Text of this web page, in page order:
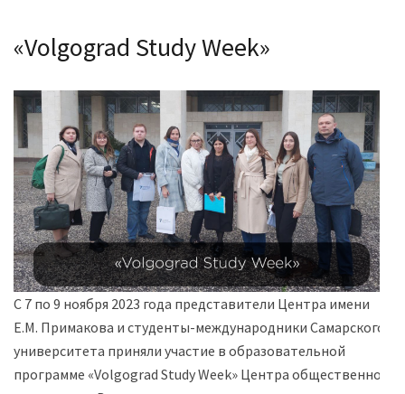
«Volgograd Study Week»
С 7 по 9 ноября 2023 года представители Центра имени
Е.М. Примакова и студенты-международники Самарского
университета приняли участие в образовательной
программе «Volgograd Study Week» Центра общественной